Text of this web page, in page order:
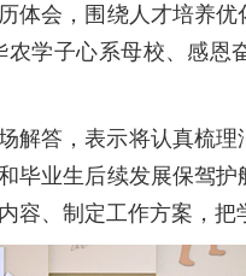
体会，围绕人才培养优
学子心系母校、感恩
解答，表示将认真梳
毕业生后续发展保驾护
、制定工作方案，把